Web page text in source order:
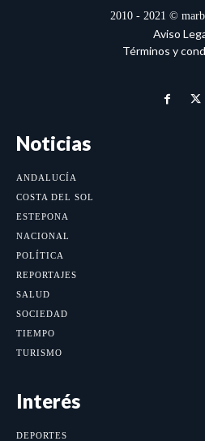
2010 - 2021 ©
Aviso
Términos y
Noticias
ANDALUCÍA
COSTA DEL SOL
ESTEPONA
NACIONAL
POLÍTICA
REPORTAJES
SALUD
SOCIEDAD
TIEMPO
TURISMO
Interés
DEPORTES